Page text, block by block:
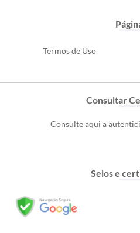
Termos de Uso
Consultar
Consulte aqui a
Selos e